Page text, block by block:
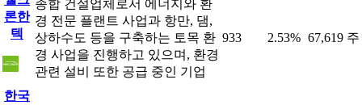
론한
텍
종합 건설업체로서 에너지와 환
경 전문 플랜트 사업과 항만, 댐,
상하수도 등을 구축하는 토목 환
경 사업을 진행하고 있으며, 환경
관련 설비 또한 공급 중인 기업
933 2.53% 67,619 주
한국